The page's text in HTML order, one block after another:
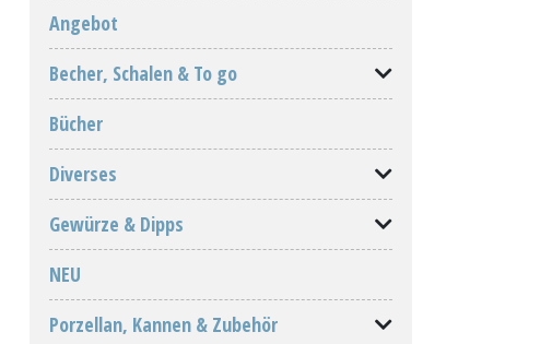
Angebot
Becher, Schalen & To go
Bücher
Diverses
Gewürze & Dipps
NEU
Porzellan, Kannen & Zubehör